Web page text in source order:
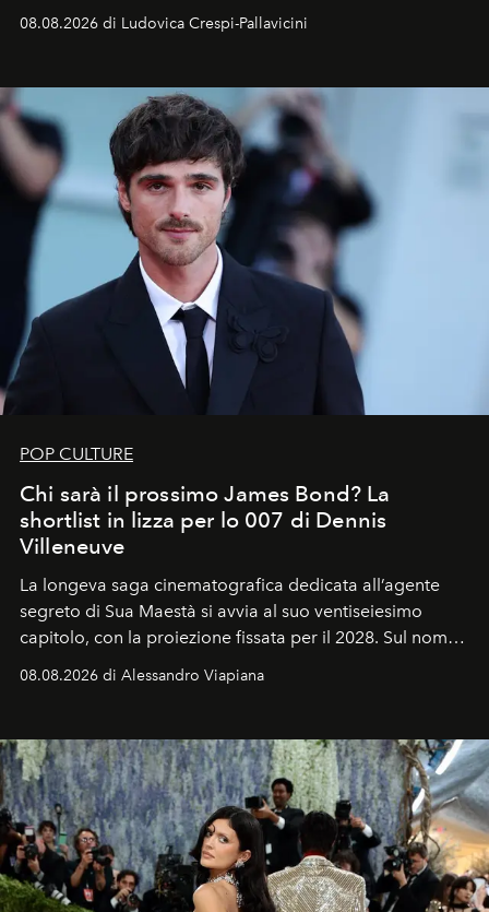
Sarà il momento in cui gli occhi si alzano verso la volta
celeste per seguire il passaggio delle
all’universo i desideri più segreti
08.08.2026 di Ludovica Crespi-Pallavicini
POP CULTURE
Chi sarà il prossimo James Bond? La
shortlist in lizza per lo 007 di Dennis
Villeneuve
La longeva saga cinematografica dedicata all’agente
segreto di Sua Maestà si avvia al suo ventiseiesimo
capitolo, con la proiezione fissata per il 2028. Sul nome
dell’attore chiamato a raccogliere l’eredità di Daniel
Craig, però, regna ancora il più assoluto riserbo.
08.08.2026 di Alessandro Viapiana